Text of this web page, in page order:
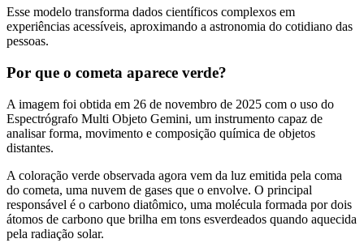
Esse modelo transforma dados científicos complexos em
experiências acessíveis, aproximando a astronomia do cotidiano das
pessoas.
Por que o cometa aparece verde?
A imagem foi obtida em 26 de novembro de 2025 com o uso do
Espectrógrafo Multi Objeto Gemini, um instrumento capaz de
analisar forma, movimento e composição química de objetos
distantes.
A coloração verde observada agora vem da luz emitida pela coma
do cometa, uma nuvem de gases que o envolve. O principal
responsável é o carbono diatômico, uma molécula formada por dois
átomos de carbono que brilha em tons esverdeados quando aquecida
pela radiação solar.